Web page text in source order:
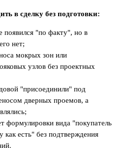
в сделку без подготовки:
появился "по факту", но в
нет;
мокрых зон или
узлов без проектных
"присоединили" под
дверных проемов, а
формулировки вида "покупатель
как есть" без подтверждения